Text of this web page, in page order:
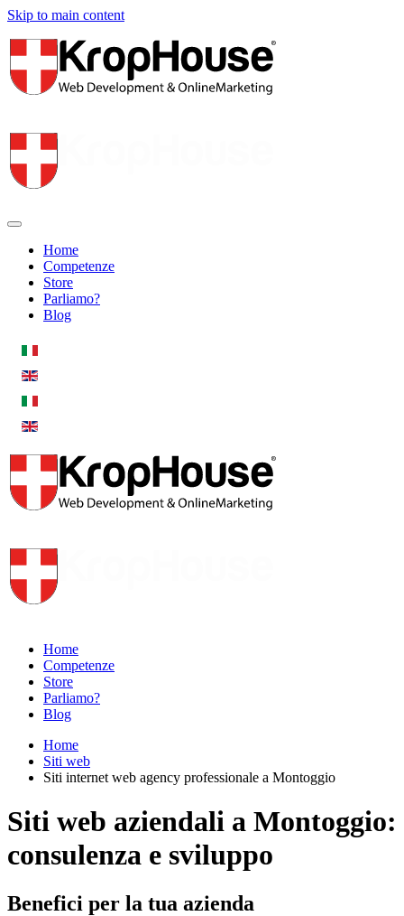
Skip to main content
Home
Competenze
Store
Parliamo?
Blog
Home
Competenze
Store
Parliamo?
Blog
Home
Siti web
Siti internet web agency professionale a Montoggio
Siti web aziendali a Montoggio:
consulenza e sviluppo
Benefici per la tua azienda